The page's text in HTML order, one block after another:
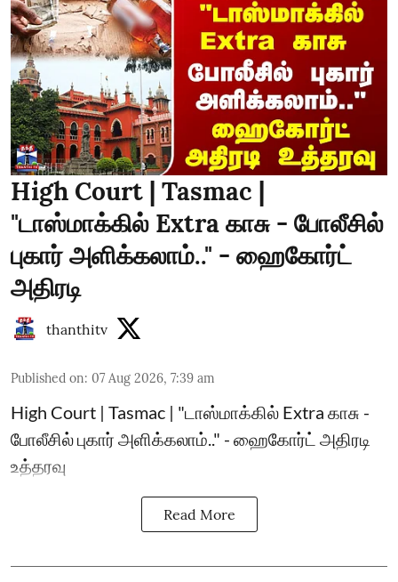
High Court | Tasmac |
"டாஸ்மாக்கில் Extra காசு - போலீசில்
புகார் அளிக்கலாம்.." - ஹைகோர்ட்
அதிரடி
thanthitv
Published on: 07 Aug 2026, 7:39 am
High Court | Tasmac | "டாஸ்மாக்கில் Extra காசு -
போலீசில் புகார் அளிக்கலாம்.." - ஹைகோர்ட் அதிரடி
உத்தரவு
Read More